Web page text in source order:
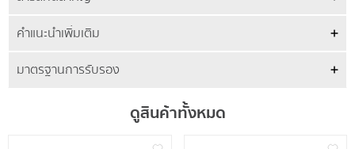
คำแนะนำเพิ่มเติม
มาตรฐานการรับรอง
ดูสินค้าทั้งหมด